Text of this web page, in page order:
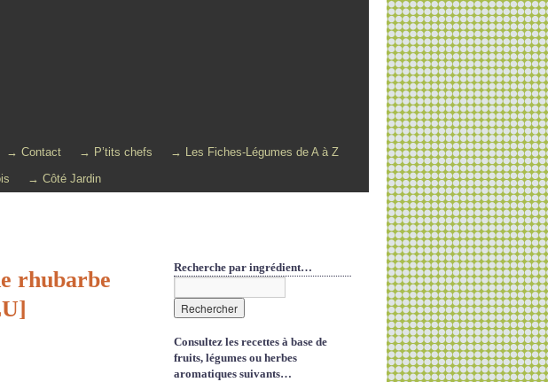
→ Contact → P’tits chefs
→ Les Fiches-Légumes de A à Z
→ Côté Jardin
rhubarbe
Recherche par ingrédient…
Consultez les recettes à base de
fruits, légumes ou herbes
aromatiques suivants…